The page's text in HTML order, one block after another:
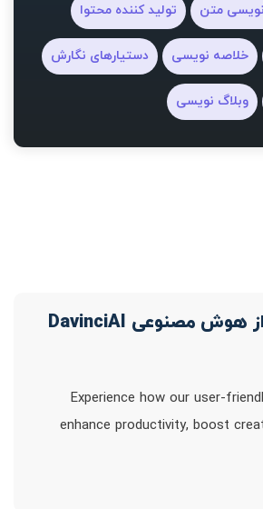
متن تولید کننده محتوا
خلاصه نویسی دستیارهای نگارش
وبلاگ نویسی
نحوه استفاده از هوش مصنوعی DavinciAI
Experience how our user-
enhance productivity, boost